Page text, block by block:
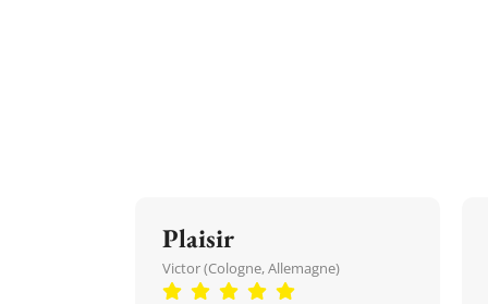
Plaisir
Victor (Cologne, Allemagne)